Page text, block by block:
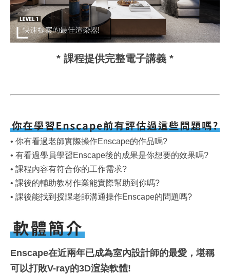
* 課程提供完整電子講義 *
• 你有看過老師實際操作Enscape的作品嗎?
• 有看過學員學習Enscape後的成果是你想要的效果嗎?
• 課程內容有符合你的工作需求?
• 課後的輔助教材作業能實際幫助到你嗎?
• 課後能找到授課老師溝通操作Enscape的問題嗎?
Enscape在近兩年已成為室內設計師的最愛，堪稱
可以打敗V-ray的3D渲染軟體!